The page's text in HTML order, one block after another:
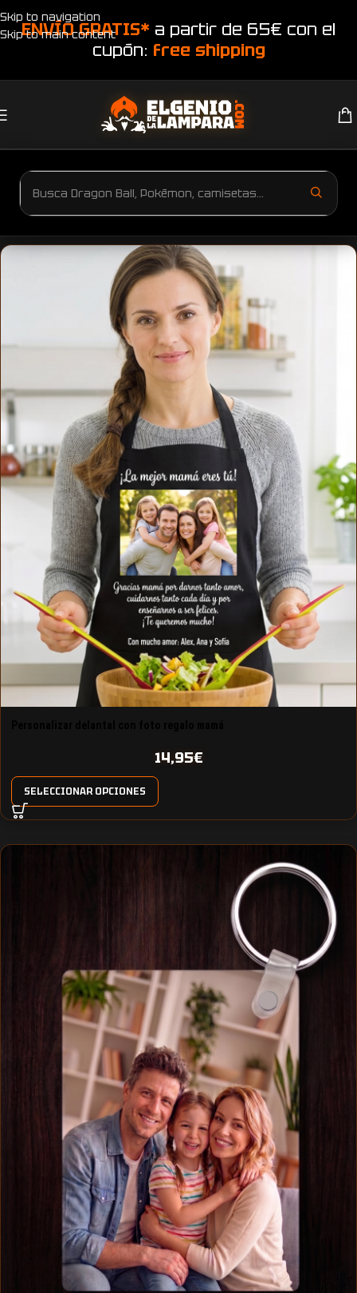
Skip to navigation
Skip to main content
ENVÍO GRATIS* a partir de 65€ con el
cupón: free shipping
Inicio regalos personalizados dia de la madre
14,95€
SELECCIONAR OPCIONES